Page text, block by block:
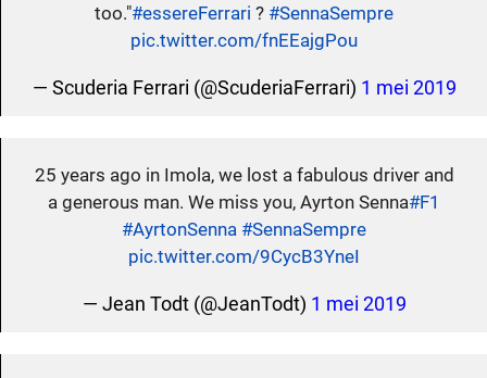
too."#essereFerrari ? #SennaSempre
pic.twitter.com/fnEEajgPou
— Scuderia Ferrari (@ScuderiaFerrari) 1 mei 2019
25 years ago in Imola, we lost a fabulous driver and
a generous man. We miss you, Ayrton Senna#F1
#AyrtonSenna #SennaSempre
pic.twitter.com/9CycB3YneI
— Jean Todt (@JeanTodt) 1 mei 2019